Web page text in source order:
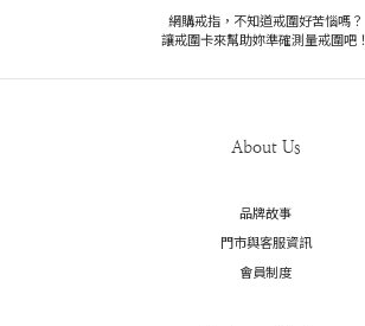
網購戒指，不知道戒圍好苦惱嗎？
讓戒圍卡來幫助妳準確測量戒圍吧！
About Us
品牌故事
門市與客服資訊
會員制度